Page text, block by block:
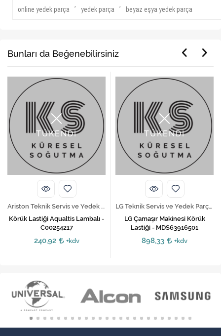
online yedek parça
,
yedek parça
,
beyaz eşya yedek parça
Bunları da Beğenebilirsiniz
TÜKENDİ
Ariston Teknik Servis ve Yedek Parça Hizmetleri
Körük Lastiği Aqualtis Lambalı -
C00254217
240,92 +kdv
TÜKENDİ
LG Teknik Servis ve Yedek Parça Hizmetleri
LG Çamaşır Makinesi Körük
Lastiği - MDS63916501
898,33 +kdv